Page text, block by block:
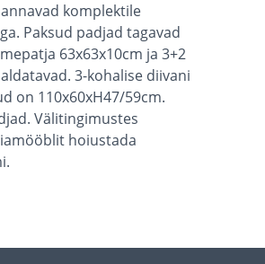
komplektile
Paksud padjad tagavad
63x63x10cm ja 3+2
3-kohalise diivani
on 110x60xH47/59cm.
Välitingimustes
hoiustada